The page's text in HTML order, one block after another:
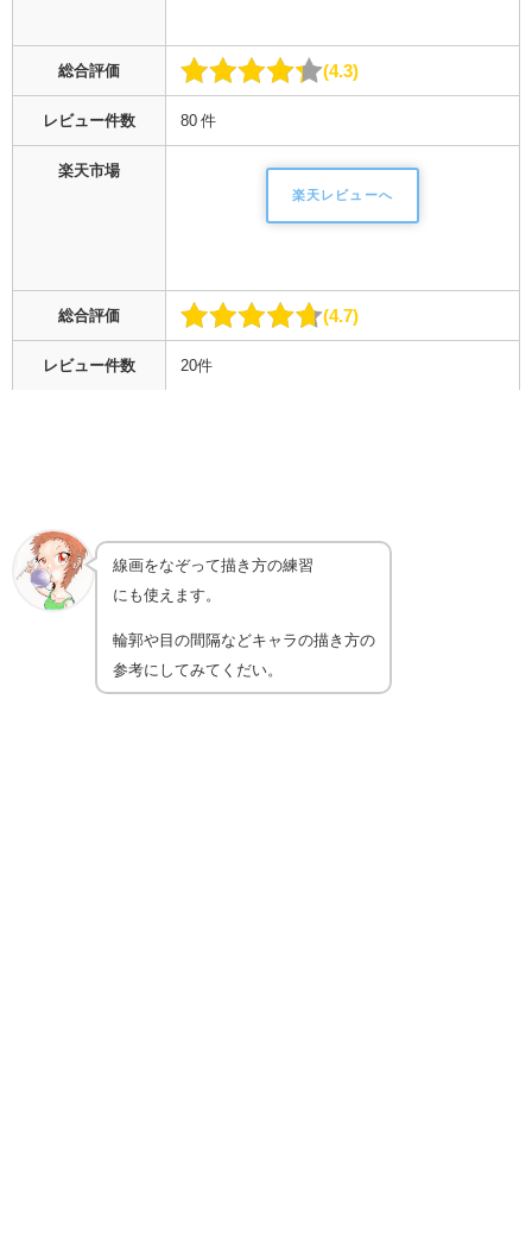
総合評価 4.3
レビュー件数 80 件
楽天市場
楽天レビューへ
総合評価 4.7
レビュー件数 20件
線画をなぞって描き方の練習
にも使えます。
輪郭や目の間隔などキャラの描き方の
参考にしてみてくだい。